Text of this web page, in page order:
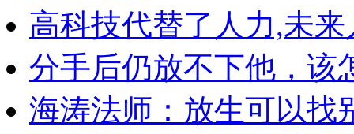
高科技代替了人力,未
分手后仍放不下他，该
海涛法师：放生可以找